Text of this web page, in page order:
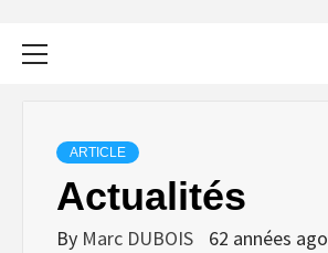
ARTICLE
Actualités
By Marc DUBOIS 62 années ago